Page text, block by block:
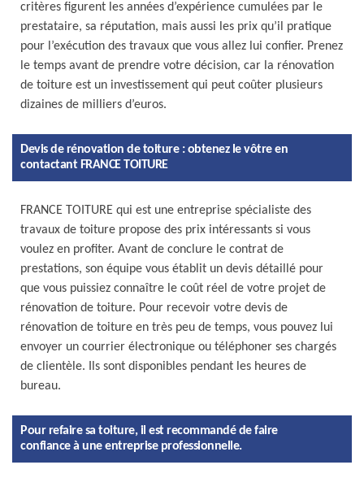
critères figurent les années d’expérience cumulées par le
prestataire, sa réputation, mais aussi les prix qu’il pratique
pour l’exécution des travaux que vous allez lui confier. Prenez
le temps avant de prendre votre décision, car la rénovation
de toiture est un investissement qui peut coûter plusieurs
dizaines de milliers d’euros.
Devis de rénovation de toiture : obtenez le vôtre en
contactant FRANCE TOITURE
FRANCE TOITURE qui est une entreprise spécialiste des
travaux de toiture propose des prix intéressants si vous
voulez en profiter. Avant de conclure le contrat de
prestations, son équipe vous établit un devis détaillé pour
que vous puissiez connaître le coût réel de votre projet de
rénovation de toiture. Pour recevoir votre devis de
rénovation de toiture en très peu de temps, vous pouvez lui
envoyer un courrier électronique ou téléphoner ses chargés
de clientèle. Ils sont disponibles pendant les heures de
bureau.
Pour refaire sa toiture, il est recommandé de faire
confiance à une entreprise professionnelle.